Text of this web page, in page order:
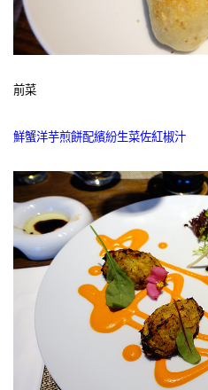
前菜
鮮蟹洋芋煎餅配繽紛生菜佐紅椒汁